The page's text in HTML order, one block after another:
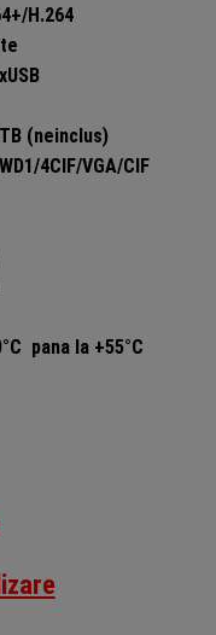
H.264
(neinclus)
4CIF/VGA/CIF
pana la +55°C